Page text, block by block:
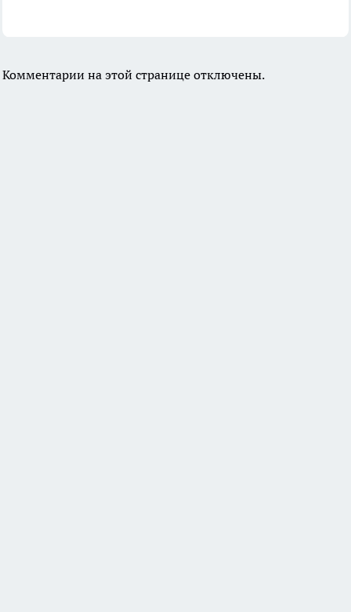
Комментарии на этой странице отключены.